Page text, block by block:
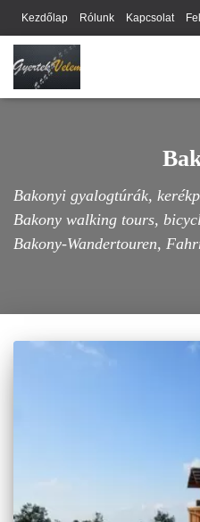
Kezdőlap Rólunk Kapcsolat
Webhely térkép
Bakonyi gyalogtúrák,
Bakony walking tours,
Bakony-Wandertouren,